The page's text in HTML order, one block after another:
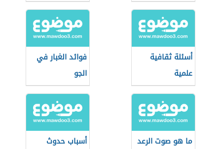
أسئلة ثقافية
علمية
فوائد الغبار في
الجو
ما هو صوت الرعد
أسباب حدوث